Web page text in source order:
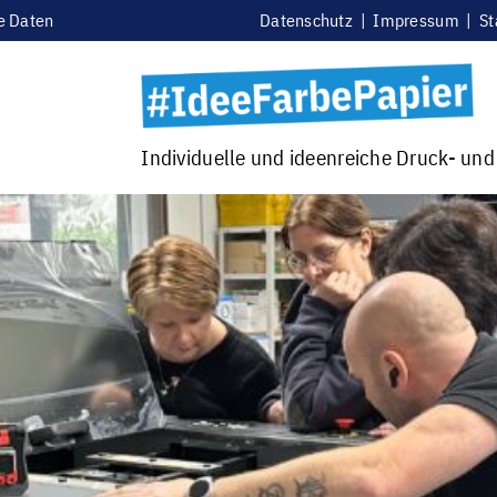
Daten Datenschutz |Impressum |
Individuelle und ideenreiche Druck-